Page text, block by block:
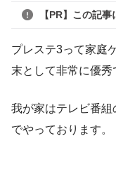
【PR】この記
プレステ3って家庭
末として非常に優秀
我が家はテレビ番
でやっております。